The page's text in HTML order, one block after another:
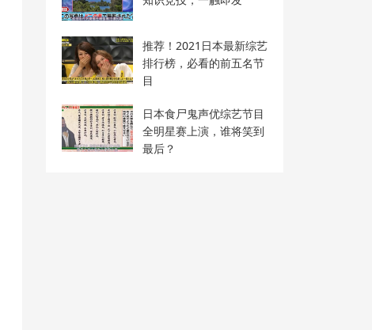
推荐！2021日本最新综艺
排行榜，必看的前五名节
目
日本食尸鬼声优综艺节目
全明星赛上演，谁将笑到
最后？